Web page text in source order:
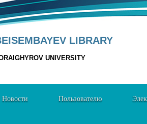
LIBRARY
UNIVERSITY
Новости Пользователю